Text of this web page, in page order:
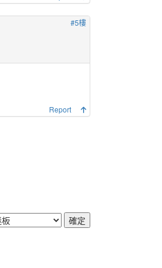
#5樓
Report